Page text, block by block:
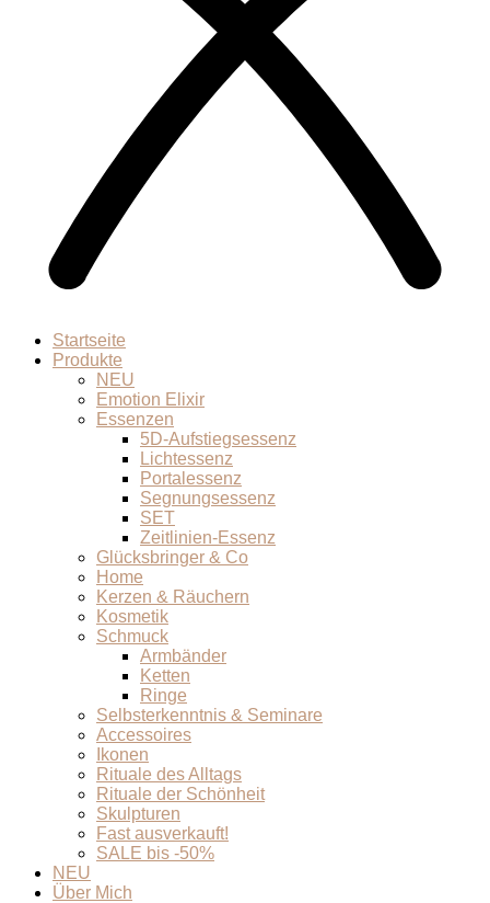
Startseite
Produkte
NEU
Emotion Elixir
Essenzen
5D-Aufstiegsessenz
Lichtessenz
Portalessenz
Segnungsessenz
SET
Zeitlinien-Essenz
Glücksbringer & Co
Home
Kerzen & Räuchern
Kosmetik
Schmuck
Armbänder
Ketten
Ringe
Selbsterkenntnis & Seminare
Accessoires
Ikonen
Rituale des Alltags
Rituale der Schönheit
Skulpturen
Fast ausverkauft!
SALE bis -50%
NEU
Über Mich